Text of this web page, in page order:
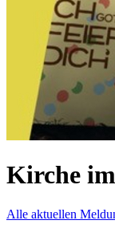
Kirche
Alle aktuellen